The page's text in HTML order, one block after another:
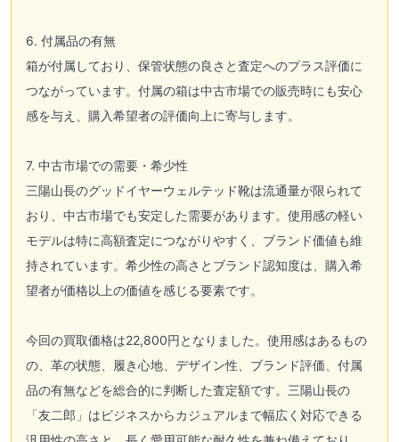
6. 付属品の有無
箱が付属しており、保管状態の良さと査定へのプラス評価に
つながっています。付属の箱は中古市場での販売時にも安心
感を与え、購入希望者の評価向上に寄与します。
7. 中古市場での需要・希少性
三陽山長のグッドイヤーウェルテッド靴は流通量が限られて
おり、中古市場でも安定した需要があります。使用感の軽い
モデルは特に高額査定につながりやすく、ブランド価値も維
持されています。希少性の高さとブランド認知度は、購入希
望者が価格以上の価値を感じる要素です。
今回の買取価格は22,800円となりました。使用感はあるもの
の、革の状態、履き心地、デザイン性、ブランド評価、付属
品の有無などを総合的に判断した査定額です。三陽山長の
「友二郎」はビジネスからカジュアルまで幅広く対応できる